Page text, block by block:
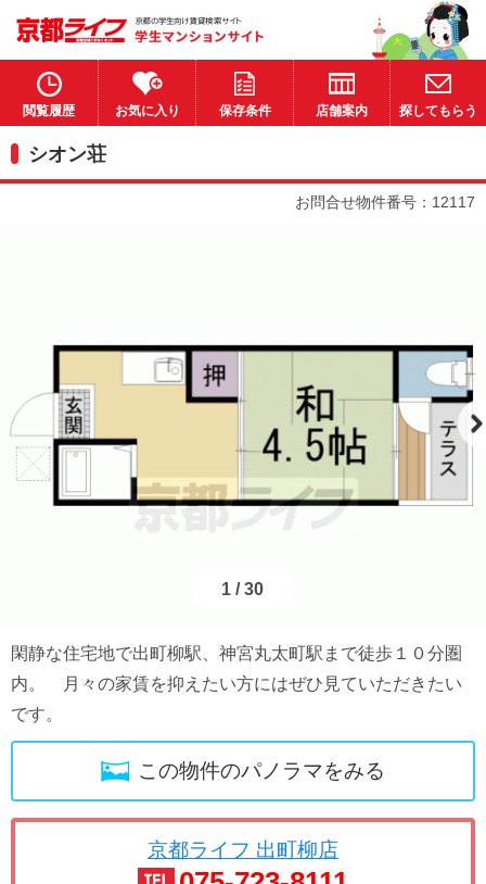
閲覧履歴 お気に入り 保存条件 店舗案内 探してもらう
シオン荘
お問合せ物件番号：12117
1 /30
閑静な住宅地で出町柳駅、神宮丸太町駅まで徒歩１０分圏
内。 月々の家賃を抑えたい方にはぜひ見ていただきたい
です。
この物件のパノラマをみる
京都ライフ 出町柳店